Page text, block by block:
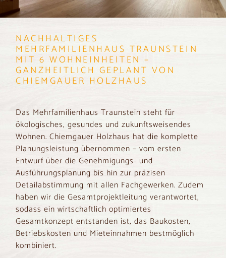
NACHHALTIGES
MEHRFAMILIENHAUS TRAUNSTEIN
MIT 6 WOHNEINHEITEN –
GANZHEITLICH GEPLANT VON
CHIEMGAUER HOLZHAUS
Das Mehrfamilienhaus Traunstein steht für
ökologisches, gesundes und zukunftsweisendes
Wohnen. Chiemgauer Holzhaus hat die komplette
Planungsleistung übernommen – vom ersten
Entwurf über die Genehmigungs- und
Ausführungsplanung bis hin zur präzisen
Detailabstimmung mit allen Fachgewerken. Zudem
haben wir die Gesamtprojektleitung verantwortet,
sodass ein wirtschaftlich optimiertes
Gesamtkonzept entstanden ist, das Baukosten,
Betriebskosten und Mieteinnahmen bestmöglich
kombiniert.